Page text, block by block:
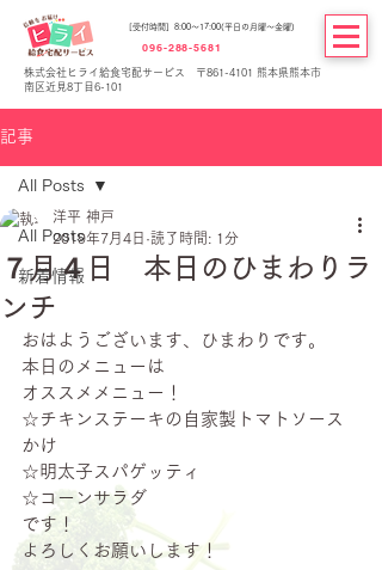
[受付時間] 8:00～17:00(平日の月曜～金曜)
096-288-5681
株式会社ヒライ給食宅配サービス 〒861-4101 熊本県熊本市
南区近見8丁目6-101
記事
All Posts
新着情報
All Posts
７月４日 本日のひまわりラ
ンチ
洋平 神戸
2019年7月4日 読了時間: 1分
おはようございます、ひまわりです。
本日のメニューは
オススメメニュー！
☆チキンステーキの自家製トマトソース
かけ
☆明太子スパゲッティ
☆コーンサラダ
です！
よろしくお願いします！